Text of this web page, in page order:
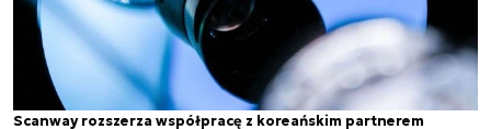
Scanway rozszerza współpracę z koreańskim partnerem